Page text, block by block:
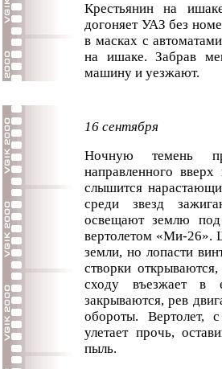
Крестьянин на
догоняет УАЗ без
в масках с
на ишаке. Забрав
машину и уезжают.
16 сентября
Ночную темень
направленного
слышится
среди звезд
освещают землю
вертолетом «Ми-26».
земли, но лопасти
створки
сходу въезжает в
закрываются, рев
обороты. Вертолет,
улетает прочь,
пыль.